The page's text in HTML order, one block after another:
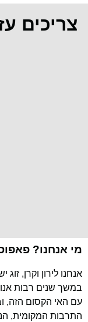
צריכים
מי אנחנו?
אנחנו לירון וקרן,
במשך שנים רבות
עם האי הקסום הזה,
התרבות המקומית,